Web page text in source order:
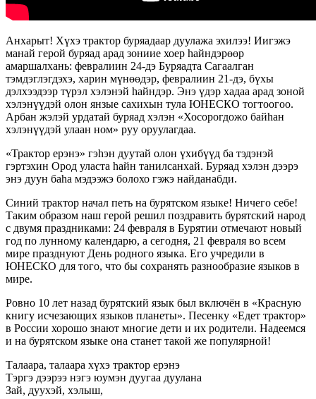
Анхарыт! Хүхэ трактор буряадаар дуулажа эхилээ! Иигэжэ
манай герой буряад арад зониие хоер hайндэрөөр
амаршалхань: февралиин 24-дэ Буряадта Сагаалган
тэмдэглэгдэхэ, харин мүнөөдэр, февралиин 21-дэ, бүхы
дэлхээдээр түрэл хэлэнэй hайндэр. Энэ үдэр хадаа арад зоной
хэлэнүүдэй олон янзые сахихын тула ЮНЕСКО тогтоогоо.
Арбан жэлэй урдатай буряад хэлэн «Хосорогдожо байһан
хэлэнүүдэй улаан ном» руу оруулагдаа.
«Трактор ерэнэ» гэһэн дуутай олон үхибүүд ба тэдэнэй
гэртэхин Ород уласта һайн танилсанхай. Буряад хэлэн дээрэ
энэ дуун баһа мэдээжэ болохо гэжэ найданабди.
Синий трактор начал петь на бурятском языке! Ничего себе!
Таким образом наш герой решил поздравить бурятский народ
с двумя праздниками: 24 февраля в Бурятии отмечают новый
год по лунному календарю, а сегодня, 21 февраля во всем
мире празднуют День родного языка. Его учредили в
ЮНЕСКО для того, что бы сохранять разнообразие языков в
мире.
Ровно 10 лет назад бурятский язык был включён в «Красную
книгу исчезающих языков планеты». Песенку «Едет трактор»
в России хорошо знают многие дети и их родители. Надеемся
и на бурятском языке она станет такой же популярной!
Талаара, талаара хүхэ трактор ерэнэ
Тэргэ дээрээ нэгэ юумэн дуугаа дуулана
Зай, дуухэй, хэлыш,